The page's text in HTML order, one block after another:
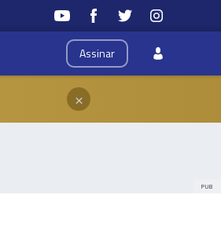
Assinar
×
PUB